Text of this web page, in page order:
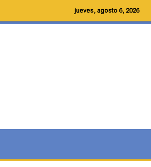
jueves, agosto 6, 2026